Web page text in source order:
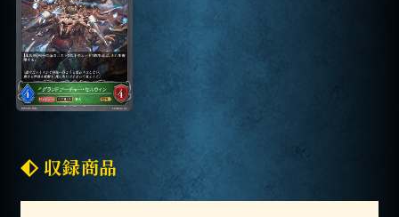
収録商品